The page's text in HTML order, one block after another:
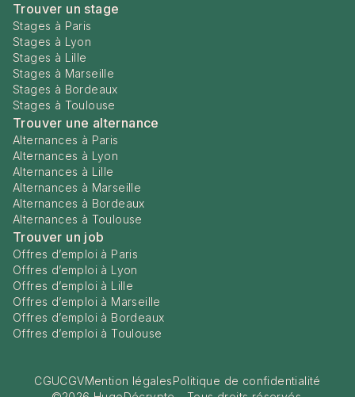
Trouver un stage
Stages à Paris
Stages à Lyon
Stages à Lille
Stages à Marseille
Stages à Bordeaux
Stages à Toulouse
Trouver une alternance
Alternances à Paris
Alternances à Lyon
Alternances à Lille
Alternances à Marseille
Alternances à Bordeaux
Alternances à Toulouse
Trouver un job
Offres d’emploi à Paris
Offres d’emploi à Lyon
Offres d’emploi à Lille
Offres d’emploi à Marseille
Offres d’emploi à Bordeaux
Offres d’emploi à Toulouse
CGUCGVMention légalesPolitique de confidentialité